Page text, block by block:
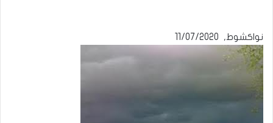
نواكشوط, 11/07/2020